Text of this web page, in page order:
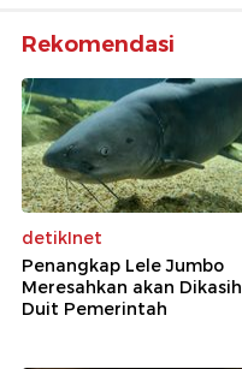
Rekomendasi
detikInet
Penangkap Lele Jumbo
Meresahkan akan Dikasih
Duit Pemerintah